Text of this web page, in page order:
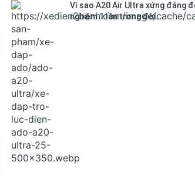
Vì sao A20 Air Ultra xứng đáng
nghiệm 1 lần trong đời.